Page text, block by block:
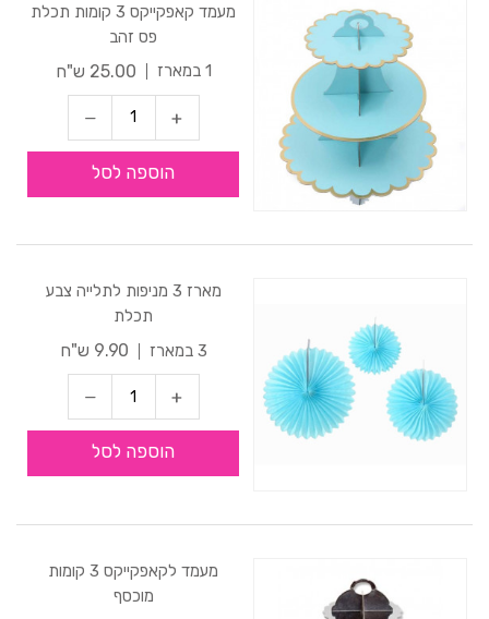
מעמד קאפקייקס 3 קומות תכלת
פס זהב
1 במארז
25.00 ש"ח
הוספה לסל
מארז 3 מניפות לתלייה צבע
תכלת
3 במארז
9.90 ש"ח
הוספה לסל
מעמד לקאפקייקס 3 קומות
מוכסף